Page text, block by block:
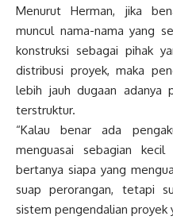
Menurut Herman, jika
muncul nama-nama yang
konstruksi sebagai pihak
distribusi proyek, maka
lebih jauh dugaan adanya
terstruktur.
“Kalau benar ada
menguasai sebagian
bertanya siapa yang
suap perorangan, tetapi
sistem pengendalian proyek